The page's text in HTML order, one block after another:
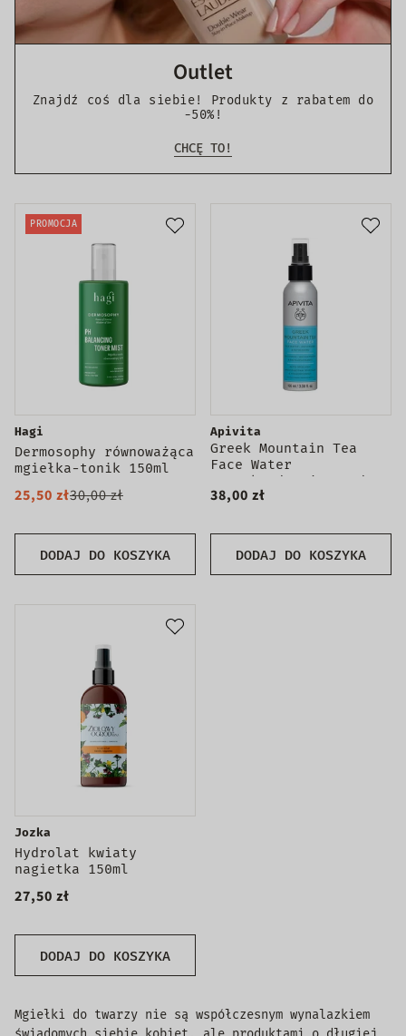
Outlet
Znajdź coś dla siebie! Produkty z rabatem do
-50%!
CHCĘ TO!
PROMOCJA
DODAJ DO KOSZYKA
Hagi
Dermosophy równoważąca
mgiełka-tonik 150ml
25,50 zł30,00 zł
DODAJ DO KOSZYKA
Apivita
Greek Mountain Tea
Face Water
antyoksydacyjna woda
do twarzy w sprayu z
38,00 zł
DODAJ DO KOSZYKA
Jozka
Hydrolat kwiaty
nagietka 150ml
27,50 zł
Mgiełki do twarzy nie są współczesnym wynalazkiem